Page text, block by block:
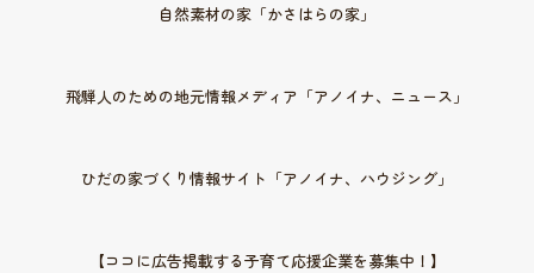
自然素材の家「かさはらの家」
飛騨人のための地元情報メディア「アノイナ、ニュース」
ひだの家づくり情報サイト「アノイナ、ハウジング」
【ココに広告掲載する子育て応援企業を募集中！】